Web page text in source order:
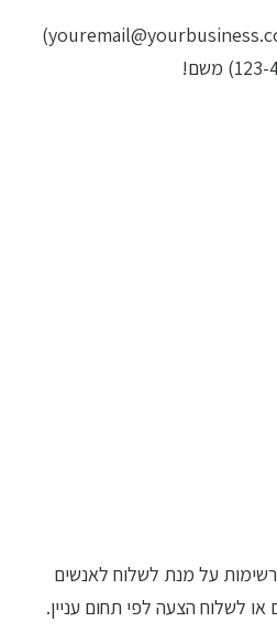
)
רשימות על מנת לשלוח לאנשים
או לשלוח הצעה לפי תחום עניין.